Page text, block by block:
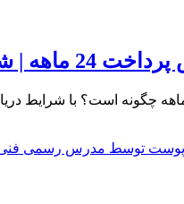
نحوه پرداخت 1405